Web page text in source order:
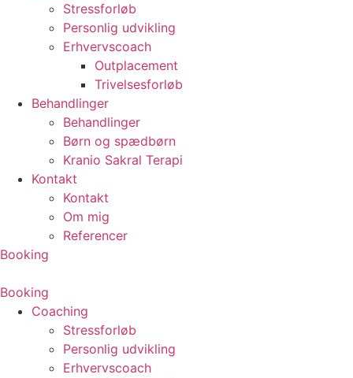
Stressforløb
Personlig udvikling
Erhvervscoach
Outplacement
Trivelsesforløb
Behandlinger
Behandlinger
Børn og spædbørn
Kranio Sakral Terapi
Kontakt
Kontakt
Om mig
Referencer
Booking
Booking
Coaching
Stressforløb
Personlig udvikling
Erhvervscoach